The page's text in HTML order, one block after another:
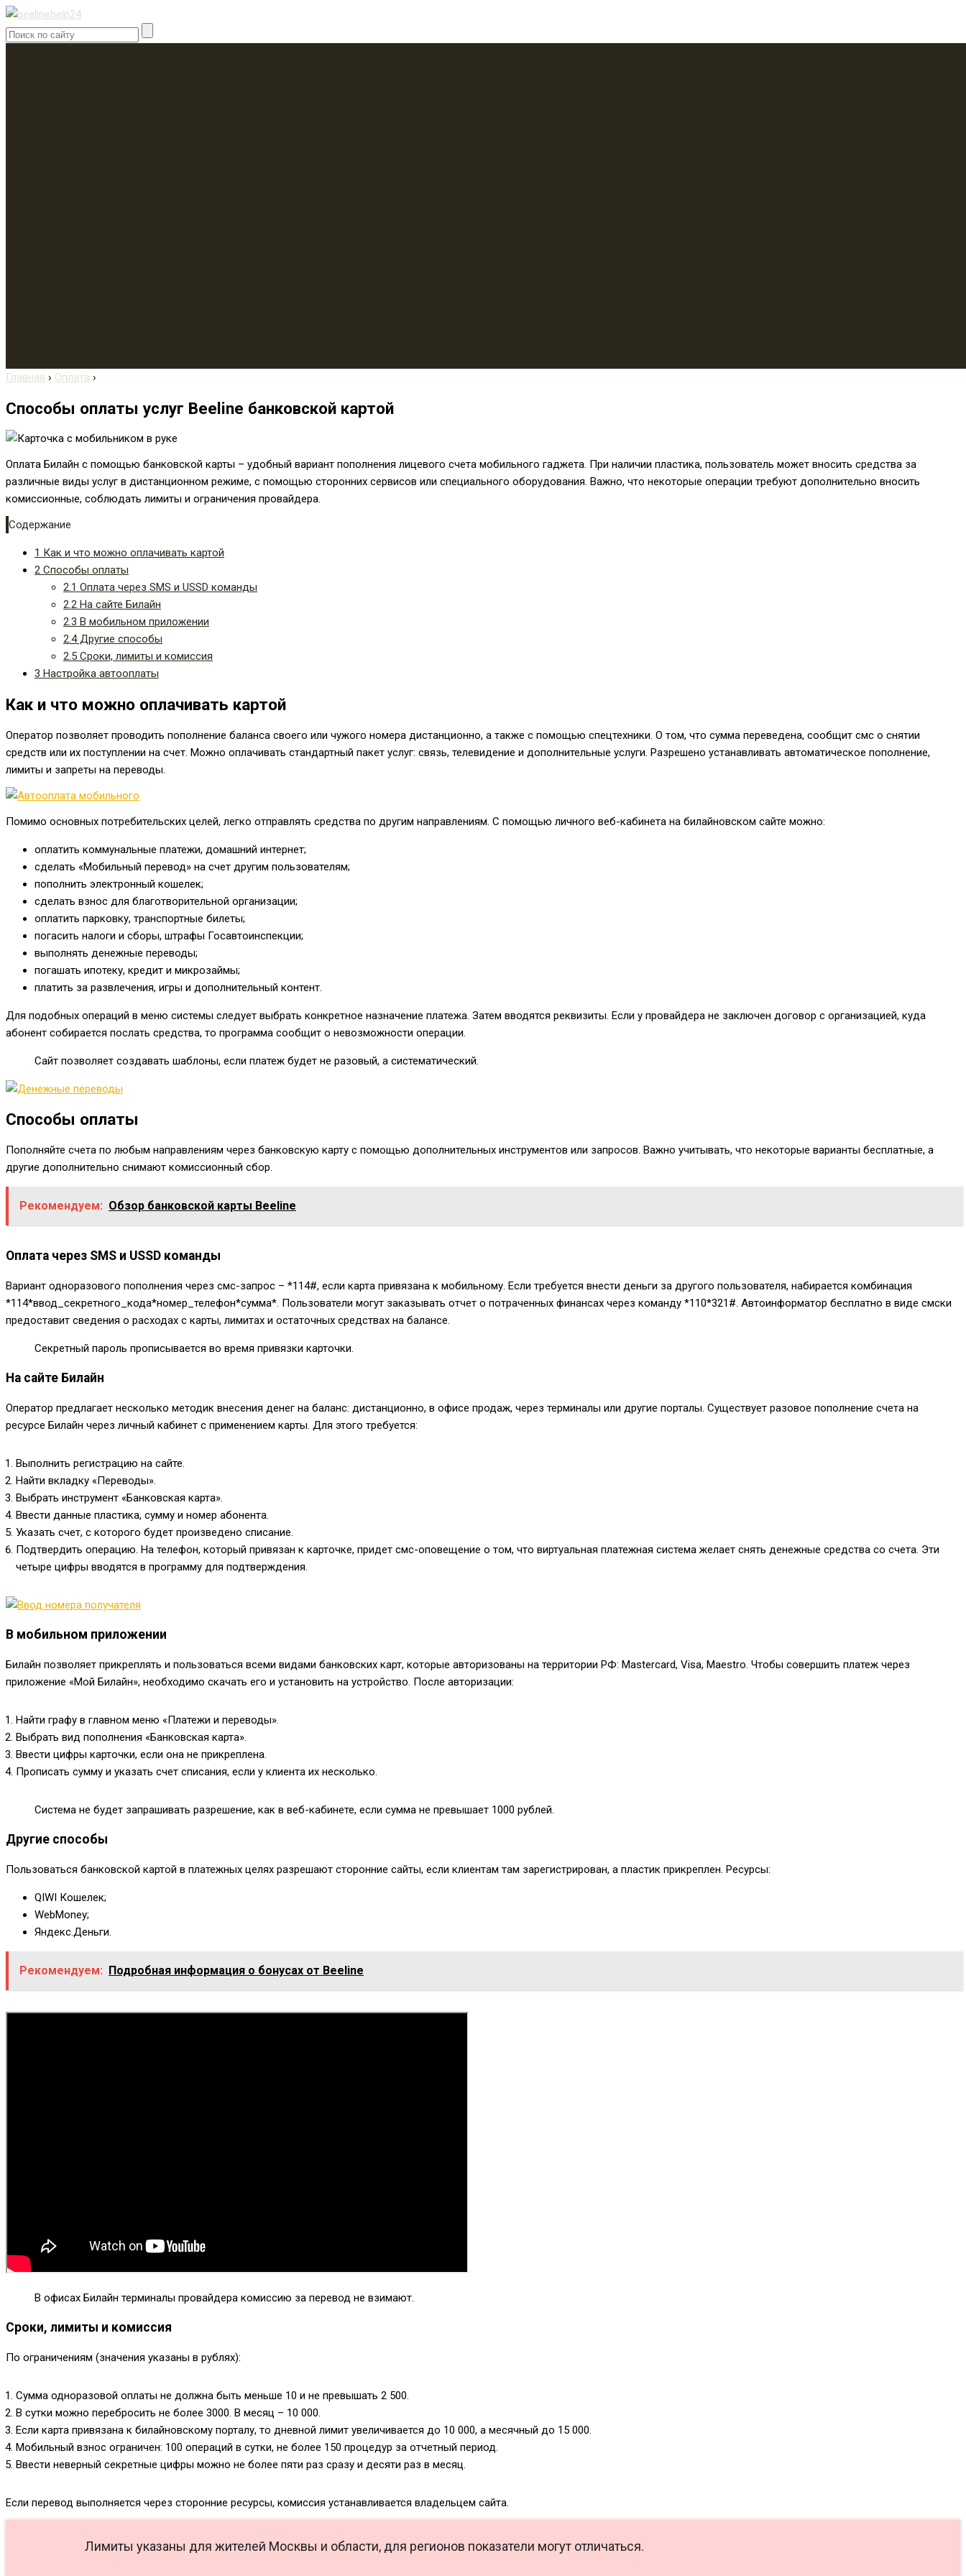
Главная › Оплата ›
Способы оплаты услуг Beeline банковской картой
Оплата Билайн с помощью банковской карты – удобный вариант пополнения лицевого счета мобильного гаджета. При наличии пластика, пользователь может вносить средства за
различные виды услуг в дистанционном режиме, с помощью сторонних сервисов или специального оборудования. Важно, что некоторые операции требуют дополнительно вносить
комиссионные, соблюдать лимиты и ограничения провайдера.
Содержание
1 Как и что можно оплачивать картой
2 Способы оплаты
2.1 Оплата через SMS и USSD команды
2.2 На сайте Билайн
2.3 В мобильном приложении
2.4Другие способы
2.5 Сроки, лимиты и комиссия
3 Настройка автооплаты
Как и что можно оплачивать картой
Оператор позволяет проводить пополнение баланса своего или чужого номера дистанционно, а также с помощью спецтехники. О том, что сумма переведена, сообщит смс о снятии
средств или их поступлении на счет. Можно оплачивать стандартный пакет услуг: связь, телевидение и дополнительные услуги. Разрешено устанавливать автоматическое пополнение,
лимиты и запреты на переводы.
Помимо основных потребительских целей, легко отправлять средства по другим направлениям. С помощью личного веб-кабинета на билайновском сайте можно:
оплатить коммунальные платежи, домашний интернет;
сделать «Мобильный перевод» на счет другим пользователям;
пополнить электронный кошелек;
сделать взнос для благотворительной организации;
оплатить парковку, транспортные билеты;
погасить налоги и сборы, штрафы Госавтоинспекции;
выполнять денежные переводы;
погашать ипотеку, кредит и микрозаймы;
платить за развлечения, игры и дополнительный контент.
Для подобных операций в меню системы следует выбрать конкретное назначение платежа. Затем вводятся реквизиты. Если у провайдера не заключен договор с организацией, куда
абонент собирается послать средства, то программа сообщит о невозможности операции.
Сайт позволяет создавать шаблоны, если платеж будет не разовый, а систематический.
Способы оплаты
Пополняйте счета по любым направлениям через банковскую карту с помощью дополнительных инструментов или запросов. Важно учитывать, что некоторые варианты бесплатные, а
другие дополнительно снимают комиссионный сбор.
Рекомендуем: Обзор банковской карты Beeline
Оплата через SMS и USSD команды
Вариант одноразового пополнения через смс-запрос – *114#, если карта привязана к мобильному. Если требуется внести деньги за другого пользователя, набирается комбинация
*114*ввод_секретного_кода*номер_телефон*сумма* . Пользователи могут заказывать отчет о потраченных финансах через команду *110*321# . Автоинформатор бесплатно в виде смски
предоставит сведения о расходах с карты, лимитах и остаточных средствах на балансе.
Секретный пароль прописывается во время привязки карточки.
На сайте Билайн
Оператор предлагает несколько методик внесения денег на баланс: дистанционно, в офисе продаж, через терминалы или другие порталы. Существует разовое пополнение счета на
ресурсе Билайн через личный кабинет с применением карты. Для этого требуется:
Выполнить регистрацию на сайте.
Найти вкладку «Переводы».
Выбрать инструмент «Банковская карта».
Ввести данные пластика, сумму и номер абонента.
Указать счет, с которого будет произведено списание.
Подтвердить операцию. На телефон, который привязан к карточке, придет смс-оповещение о том, что виртуальная платежная система желает снять денежные средства со счета. Эти
четыре цифры вводятся в программу для подтверждения.
В мобильном приложении
Билайн позволяет прикреплять и пользоваться всеми видами банковских карт, которые авторизованы на территории РФ: Mastercard, Visa, Maestro. Чтобы совершить платеж через
приложение «Мой Билайн», необходимо скачать его и установить на устройство. После авторизации:
Найти графу в главном меню «Платежи и переводы».
Выбрать вид пополнения «Банковская карта».
Ввести цифры карточки, если она не прикреплена.
Прописать сумму и указать счет списания, если у клиента их несколько.
Система не будет запрашивать разрешение, как в веб-кабинете, если сумма не превышает 1000 рублей.
Другие способы
Пользоваться банковской картой в платежных целях разрешают сторонние сайты, если клиентам там зарегистрирован, а пластик прикреплен. Ресурсы:
QIWI Кошелек;
WebMoney;
Яндекс.Деньги.
Рекомендуем: Подробная информация о бонусах от Beeline
В офисах Билайн терминалы провайдера комиссию за перевод не взимают.
Сроки, лимиты и комиссия
По ограничениям (значения указаны в рублях):
Сумма одноразовой оплаты не должна быть меньше 10 и не превышать 2 500.
В сутки можно перебросить не более 3000. В месяц – 10 000.
Если карта привязана к билайновскому порталу, то дневной лимит увеличивается до 10 000, а месячный до 15 000.
Мобильный взнос ограничен: 100 операций в сутки, не более 150 процедур за отчетный период.
Ввести неверный секретные цифры можно не более пяти раз сразу и десяти раз в месяц.
Если перевод выполняется через сторонние ресурсы, комиссия устанавливается владельцем сайта.
Лимиты указаны для жителей Москвы и области, для регионов показатели могут отличаться.